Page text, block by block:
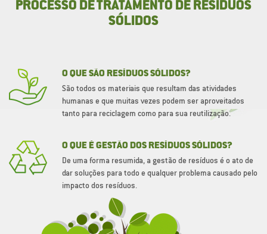
PROCESSO DE TRATAMENTO DE RESÍDUOS
SÓLIDOS
O QUE SÃO RESÍDUOS SÓLIDOS?
São todos os materiais que resultam das atividades
humanas e que muitas vezes podem ser aproveitados
tanto para reciclagem como para sua reutilização.
O QUE É GESTÃO DOS RESÍDUOS SÓLIDOS?
De uma forma resumida, a gestão de resíduos é o ato de
dar soluções para todo e qualquer problema causado pelo
impacto dos resíduos.